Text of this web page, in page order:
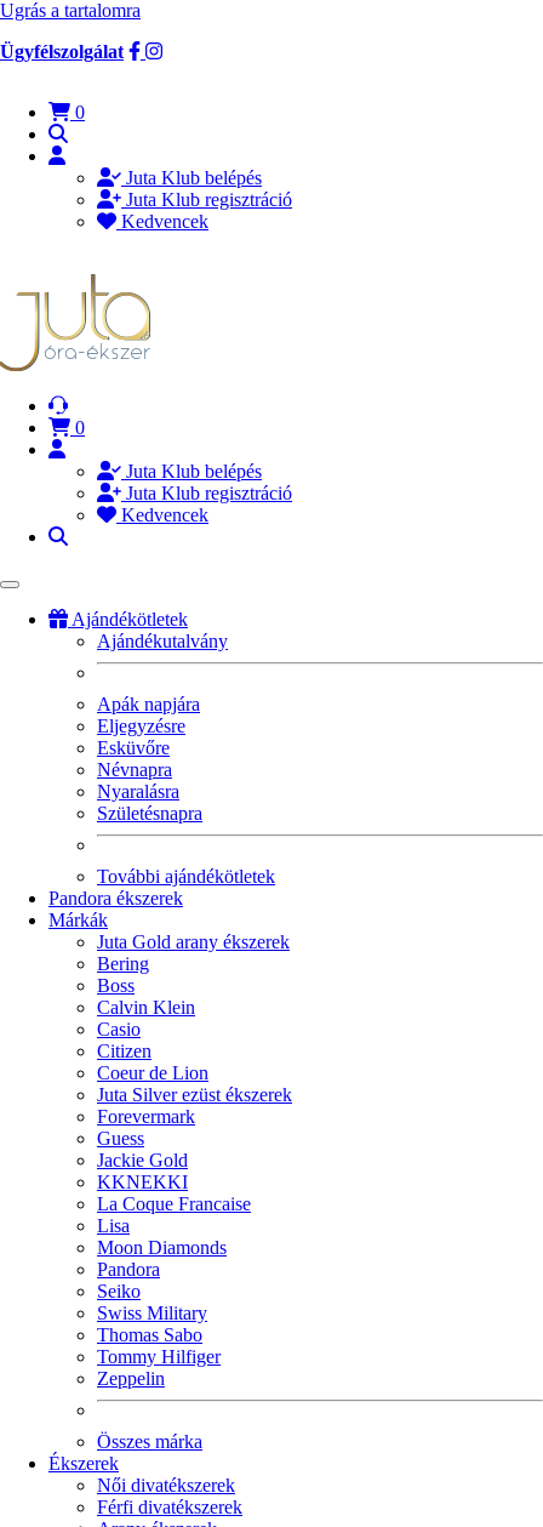
Ugrás a tartalomra
Ügyfélszolgálat
0
Juta Klub belépés
Juta Klub regisztráció
Kedvencek
0
Juta Klub belépés
Juta Klub regisztráció
Kedvencek
Ajándékötletek
Ajándékutalvány
Apák napjára
Eljegyzésre
Esküvőre
Névnapra
Nyaralásra
Születésnapra
További ajándékötletek
Pandora ékszerek
Márkák
Juta Gold arany ékszerek
Bering
Boss
Calvin Klein
Casio
Citizen
Coeur de Lion
Juta Silver ezüst ékszerek
Forevermark
Guess
Jackie Gold
KKNEKKI
La Coque Francaise
Lisa
Moon Diamonds
Pandora
Seiko
Swiss Military
Thomas Sabo
Tommy Hilfiger
Zeppelin
Összes márka
Ékszerek
Női divatékszerek
Férfi divatékszerek